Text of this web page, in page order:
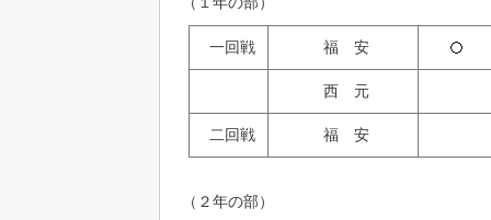
一回戦 福 安
西 元
二回戦 福 安
（２年の部）